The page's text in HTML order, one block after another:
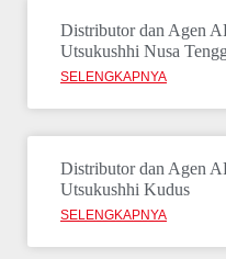
Distributor dan Agen
Utsukushhi Nusa
SELENGKAPNYA
Distributor dan Agen
Utsukushhi Kudus
SELENGKAPNYA